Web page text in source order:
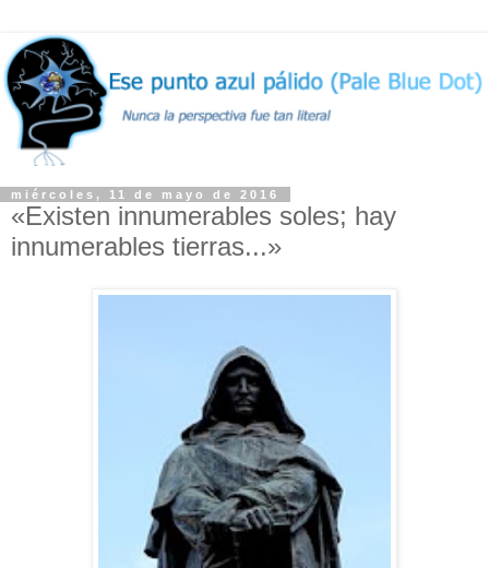
miércoles, 11 de mayo de 2016
«Existen innumerables soles; hay
innumerables tierras...»